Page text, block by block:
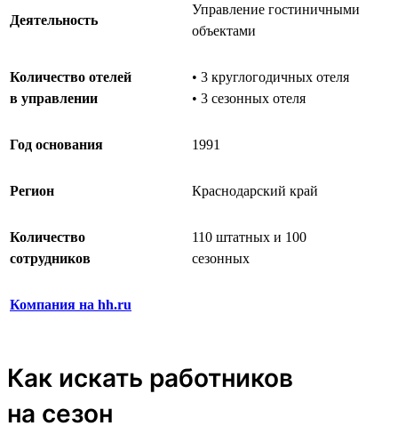
Деятельность
Управление гостиничными
объектами
Количество отелей
в управлении
• 3 круглогодичных отеля
• 3 сезонных отеля
Год основания 1991
Регион Краснодарский край
Количество
сотрудников
110 штатных и 100
сезонных
Компания на hh.ru
Как искать работников
на сезон